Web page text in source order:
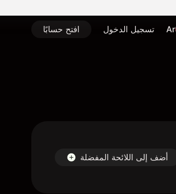
Ar تسجيل الدخول افتح حسابًا
أضف إلى اللائحة المفضلة